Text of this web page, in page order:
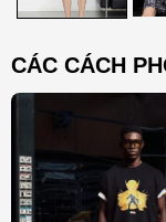
CÁC CÁCH